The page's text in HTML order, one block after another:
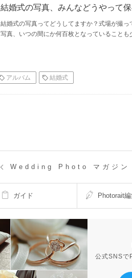
結婚式の写真、みんなどうやって
結婚式の写真ってどうしてますか？式場が撮
写真、いつの間にか何百枚となっていること
アルバム 結婚式
Wedding Photo マガジン
ガイド Photorait
公式SNSで